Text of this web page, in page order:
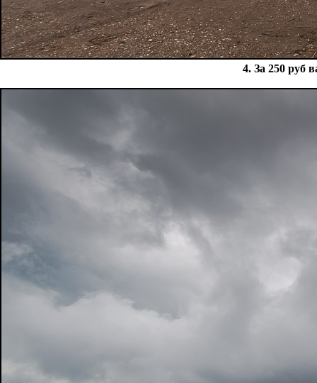
4. За 250 руб